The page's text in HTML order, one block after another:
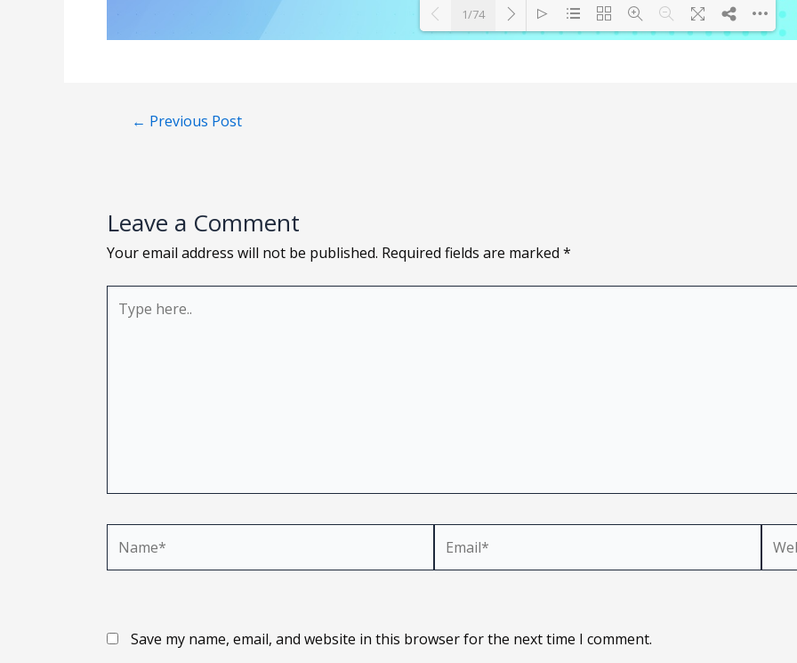
1/74
← Previous Post
Leave a Comment
Your email address will not be published. Required fields are marked *
here..
Save my name, email, and website in this browser for the next time I comment.